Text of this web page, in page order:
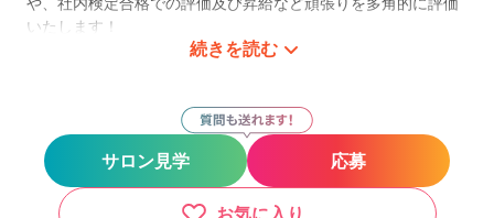
いたします！
消化も100％を目指してます！
また、産休・育休・ウェディング休暇など、結婚・出産後も長
く働ける環境作りにもチカラをいれております。
✔️さらに！さらに！研修も充実！
続きを読む
サロン見学 応募